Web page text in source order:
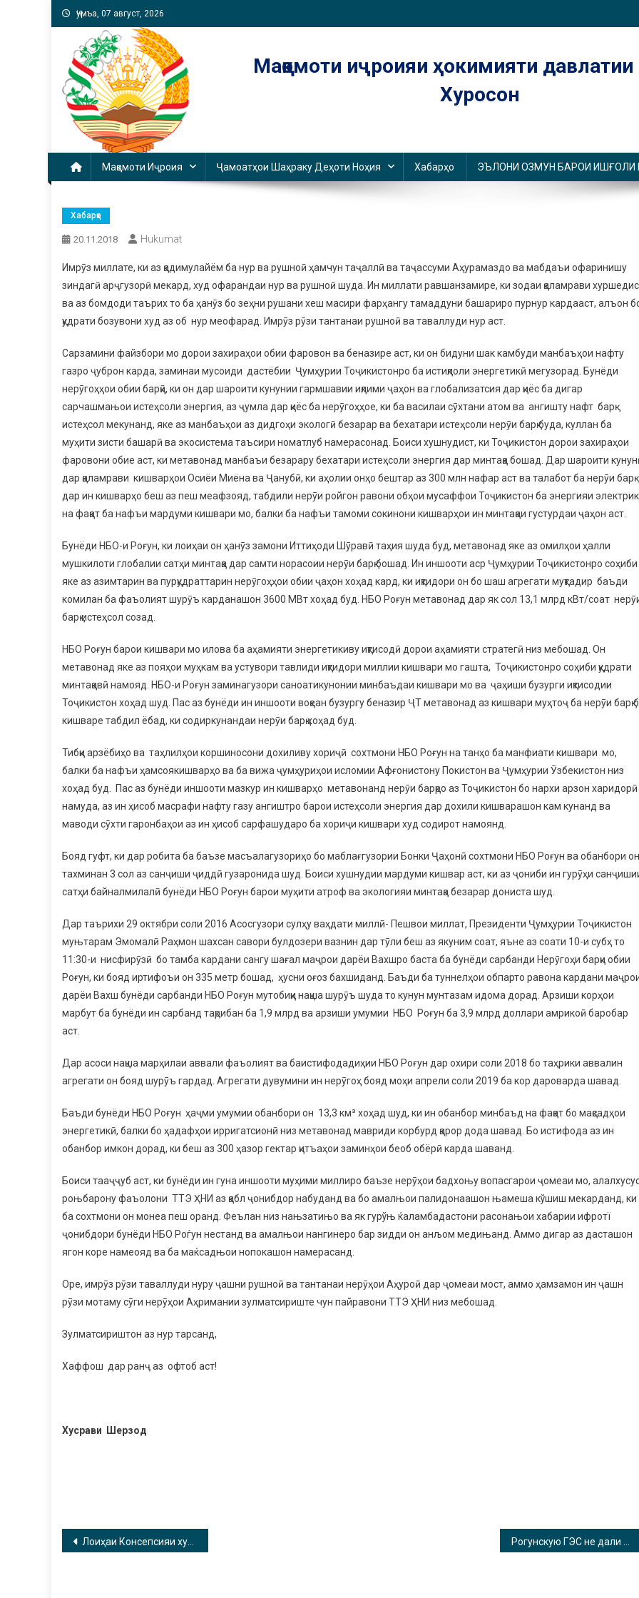
Skip
to
content
Ҷумъа, 07 август, 2026
Мақомоти иҷроияи ҳокимияти давлатии
Хуросон
Мақомоти Иҷроия Ҷамоатҳои Шаҳраку Деҳоти Ноҳия Хабарҳо ЭЪЛОНИ ОЗМУН БАРОИ
Хабарҳо
20.11.2018 Hukumat
Имрӯз миллате, ки аз қадимулайём ба нур ва рушноӣ ҳамчун таҷаллӣ ва таҷассуми Аҳурамаздо ва мабдаъи офаринишу
зиндагӣ арҷгузорӣ мекард, худ офарандаи нур ва рушноӣ шуда. Ин миллати равшанзамире, ки зодаи қаламрави
ва аз бомдоди таърих то ба ҳанӯз бо зеҳни рушани хеш масири фарҳангу тамаддуни башариро пурнур кардааст, алъон
қудрати бозувони худ аз об нур меофарад. Имрӯз рӯзи тантанаи рушноӣ ва таваллуди нур аст.
Сарзамини файзбори мо дорои захираҳои обии фаровон ва беназире аст, ки он бидуни шак камбуди манбаъҳои нафту
газро ҷуброн карда, заминаи мусоиди дастёбии Ҷумҳурии Тоҷикистонро ба истиқлоли энергетикӣ мегузорад. Бунёди
нерӯгоҳҳои обии барқӣ, ки он дар шароити кунунии гармшавии иқлими ҷаҳон ва глобализатсия дар қиёс ба дигар
сарчашмањои истеҳсоли энергия, аз ҷумла дар қиёс ба нерӯгоҳҳое, ки ба василаи сӯхтани атом ва ангишту нафт барқ
истеҳсол мекунанд, яке аз манбаъҳои аз дидгоҳи экологӣ безарар ва бехатари истеҳсоли нерӯи барқ буда, куллан ба
муҳити зисти башарӣ ва экосистема таъсири номатлуб намерасонад. Боиси хушнудист, ки Тоҷикистон дорои захираҳои
фаровони обие аст, ки метавонад манбаъи безарару бехатари истеҳсоли энергия дар минтақа бошад. Дар шароити
дар қаламрави кишварҳои Осиёи Миёна ва Ҷанубӣ, ки аҳолии онҳо бештар аз 300 млн нафар аст ва талабот ба нерӯи барқ
дар ин кишварҳо беш аз пеш меафзояд, табдили нерӯи ройгон равони обҳои мусаффои Тоҷикистон ба энергияи
на фақат ба нафъи мардуми кишвари мо, балки ба нафъи тамоми сокинони кишварҳои ин минтақаи густурдаи ҷаҳон аст.
Бунёди НБО-и Роғун, ки лоиҳаи он ҳанӯз замони Иттиҳоди Шӯравӣ таҳия шуда буд, метавонад яке аз омилҳои ҳалли
мушкилоти глобалии сатҳи минтақа дар самти норасоии нерӯи барқ бошад. Ин иншооти аср Ҷумҳурии Тоҷикистонро соҳиби
яке аз азимтарин ва пурқудраттарин нерӯгоҳҳои обии ҷаҳон хоҳад кард, ки иқтидори он бо шаш агрегати муқтадир баъди
комилан ба фаъолият шурӯъ карданашон 3600 МВт хоҳад буд. НБО Роғун метавонад дар як сол 13,1 млрд кВт/соат
барқ истеҳсол созад.
НБО Роғун барои кишвари мо илова ба аҳамияти энергетикиву иқтисодӣ дорои аҳамияти стратегӣ низ мебошад. Он
метавонад яке аз пояҳои муҳкам ва устувори тавлиди иқтидори миллии кишвари мо гашта, Тоҷикистонро соҳиби қудрати
минтақавӣ намояд. НБО-и Роғун заминагузори саноатикунонии минбаъдаи кишвари мо ва ҷаҳиши бузурги иқтисодии
Тоҷикистон хоҳад шуд. Пас аз бунёди ин иншооти воқеан бузургу беназир ҶТ метавонад аз кишвари муҳтоҷ ба нерӯи барқ
кишваре табдил ёбад, ки содиркунандаи нерӯи барқ хоҳад буд.
Тибқи арзёбиҳо ва таҳлилҳои коршиносони дохиливу хориҷӣ сохтмони НБО Роғун на танҳо ба манфиати кишвари мо,
балки ба нафъи ҳамсоякишварҳо ва ба вижа ҷумҳуриҳои исломии Афғонистону Покистон ва Ҷумҳурии Ӯзбекистон низ
хоҳад буд. Пас аз бунёди иншооти мазкур ин кишварҳо метавонанд нерӯи барқро аз Тоҷикистон бо нархи арзон харидорӣ
намуда, аз ин ҳисоб масрафи нафту газу ангиштро барои истеҳсоли энергия дар дохили кишварашон кам кунанд ва
маводи сӯхти гаронбаҳои аз ин ҳисоб сарфашударо ба хориҷи кишвари худ содирот намоянд.
Бояд гуфт, ки дар робита ба баъзе масъалагузориҳо бо маблағгузории Бонки Ҷаҳонӣ сохтмони НБО Роғун ва обанбори он
тахминан 3 сол аз санҷиши ҷиддӣ гузаронида шуд. Боиси хушнудии мардуми кишвар аст, ки аз ҷониби ин гурӯҳи
сатҳи байналмилалӣ бунёди НБО Роғун барои муҳити атроф ва экологияи минтақа безарар дониста шуд.
Дар таърихи 29 октябри соли 2016 Асосгузори сулҳу ваҳдати миллӣ- Пешвои миллат, Президенти Ҷумҳурии Тоҷикистон
муњтарам Эмомалӣ Раҳмон шахсан савори булдозери вазнин дар тӯли беш аз якуним соат, яъне аз соати 10-и субҳ то
11:30-и нисфирӯзӣ бо тамба кардани сангу шағал маҷрои дарёи Вахшро баста ба бунёди сарбанди Нерӯгоҳи барқи обии
Роғун, ки бояд иртифоъи он 335 метр бошад, ҳусни оғоз бахшиданд. Баъди ба туннелҳои обпарто равона кардани
дарёи Вахш бунёди сарбанди НБО Роғун мутобиқи нақша шурӯъ шуда то кунун мунтазам идома дорад. Арзиши корҳои
марбут ба бунёди ин сарбанд тақрибан ба 1,9 млрд ва арзиши умумии НБО Роғун ба 3,9 млрд доллари амрикоӣ баробар
аст.
Дар асоси нақша марҳилаи аввали фаъолият ва баистифодадиҳии НБО Роғун дар охири соли 2018 бо таҳрики аввалин
агрегати он бояд шурӯъ гардад. Агрегати дувумини ин нерӯгоҳ бояд моҳи апрели соли 2019 ба кор дароварда шавад.
Баъди бунёди НБО Роғун ҳаҷми умумии обанбори он 13,3 км³ хоҳад шуд, ки ин обанбор минбаъд на фақат бо мақсадҳои
энергетикӣ, балки бо ҳадафҳои ирригатсионӣ низ метавонад мавриди корбурд қарор дода шавад. Бо истифода аз ин
обанбор имкон дорад, ки беш аз 300 ҳазор гектар қитъаҳои заминҳои беоб обёрӣ карда шаванд.
Боиси тааҷҷуб аст, ки бунёди ин гуна иншооти муҳими миллиро баъзе нерӯҳои бадхоњу вопасгарои ҷомеаи мо,
роњбарону фаъолони ТТЭ ҲНИ аз қабл ҷонибдор набуданд ва бо амалњои палидонаашон њамеша кўшиш мекарданд, ки
ба сохтмони он монеа пеш оранд. Феълан низ нањзатињо ва як гурўњ ќаламбадастони расонањои хабарии ифротї
ҷонибдори бунёди НБО Роѓун нестанд ва амалњои нангинеро бар зидди он анљом медињанд. Аммо дигар аз дасташон
ягон коре намеояд ва ба маќсадњои нопокашон намерасанд.
Оре, имрӯз рӯзи таваллуди нуру ҷашни рушноӣ ва тантанаи нерӯҳои Аҳуроӣ дар ҷомеаи мост, аммо ҳамзамон ин ҷашн
рӯзи мотаму сӯги нерӯҳои Аҳримании зулматсириште чун пайравони ТТЭ ҲНИ низ мебошад.
Зулматсириштон аз нур тарсанд,
Хаффош дар ранҷ аз офтоб аст!
Хусрави Шерзод
Навигация
Лоиҳаи Консепсияи хурофотпарастӣ ва вопасгароии ТТЭ ҲНИ-2018